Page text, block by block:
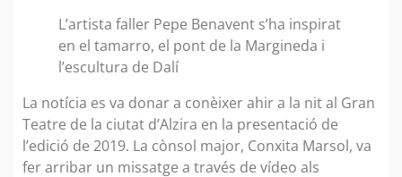
L’artista faller Pepe Benavent s’ha inspirat
en el tamarro, el pont de la Margineda i
l’escultura de Dalí
La notícia es va donar a conèixer ahir a la nit al Gran
Teatre de la ciutat d’Alzira en la presentació de
l’edició de 2019. La cònsol major, Conxita Marsol, va
fer arribar un missatge a través de vídeo als